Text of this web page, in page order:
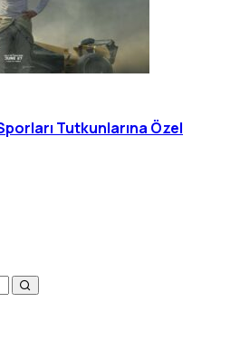
Tutkunlarına Özel